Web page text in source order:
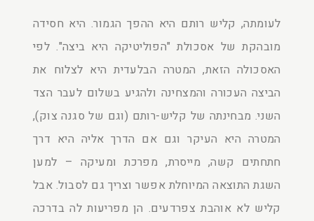
לעומתה, קליש רותם היא ההפך הגמור. היא חסידה
מובהקת של אסכולת "הפוליטיקה היא ביצה". לפי
האסכולה הזאת, המטרה הבלעדית היא לצלוח את
הביצה העכורה והמצחינה ולהגיע בשלום לעבר הצד
השני. מבחינתה של קליש-רותם (וגם של סגנה צוק),
המטרה היא העיקר וגם אם הדרך אליה היא דרך
חתחתים קשה, מייסרת, מפרכת ומעיקה – למען
השגת התוצאה המיוחלת אפשר וצריך גם לסבול. אבל
קליש לא אוהבת צפרדעים. הן מפריעות לה בדרכה